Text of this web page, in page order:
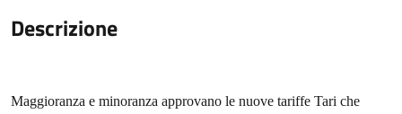
Descrizione
Maggioranza e minoranza approvano le nuove tariffe Tari che